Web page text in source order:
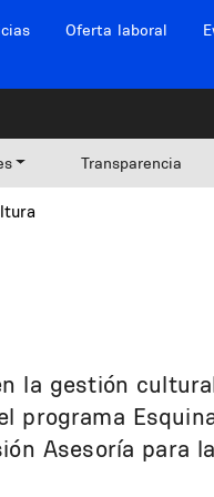
Oferta laboral
Transparencia
la gestión
programa
Asesoría para